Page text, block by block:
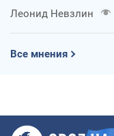
Леонид Невзлин
Все мнения